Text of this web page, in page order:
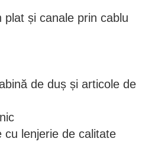
plat și canale prin cablu
de duș și articole de
cu lenjerie de calitate